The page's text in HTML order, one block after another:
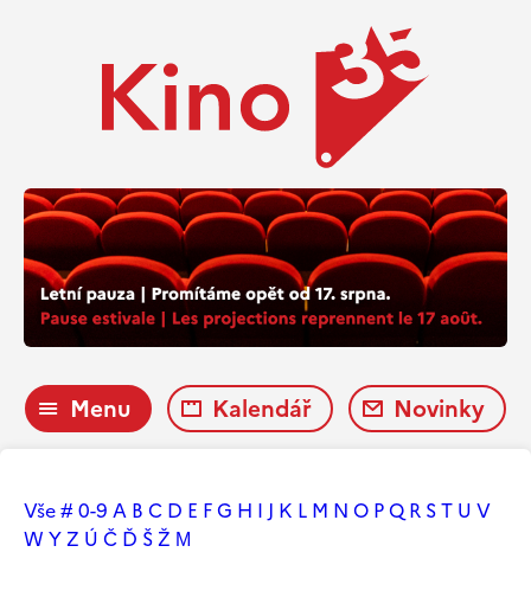
Menu Kalendář Novinky
Vše# 0-9 A B C D E FG H I J K L M N O PQ R ST U V
W YZ Ú Č Ď ŠŽ М